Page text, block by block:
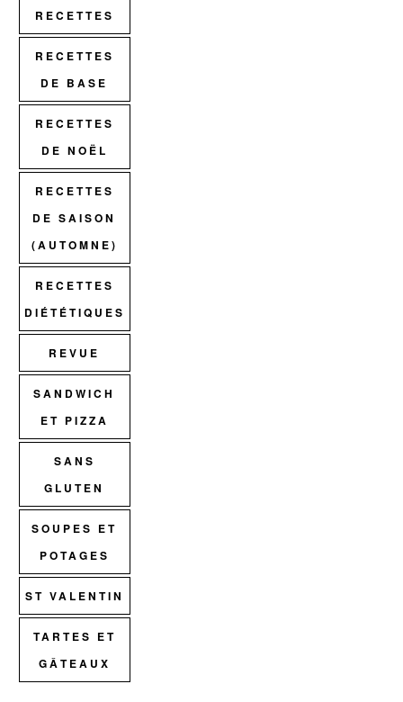
RECETTES
RECETTES
DE BASE
RECETTES
DE NOËL
RECETTES
DE SAISON
(AUTOMNE)
RECETTES
DIÉTÉTIQUES
REVUE
SANDWICH
ET PIZZA
SANS
GLUTEN
SOUPES ET
POTAGES
ST VALENTIN
TARTES ET
GÂTEAUX